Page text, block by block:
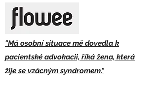
"Má osobní situace mě dovedla k
pacientské advokacii, říká žena, která
žije se vzácným syndromem."